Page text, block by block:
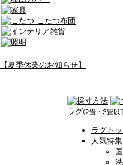
【夏季休業のお知らせ】
ラグ(2畳・3畳以
ラグト
人気特